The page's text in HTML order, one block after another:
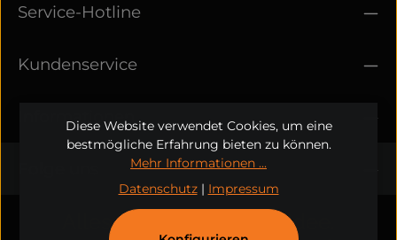
Service-Hotline
Kundenservice
Informationen
Alles beginnt mit einer Idee.
Diese Website verwendet Cookies, um eine
bestmögliche Erfahrung bieten zu können.
Mehr Informationen ...
Datenschutz| Impressum